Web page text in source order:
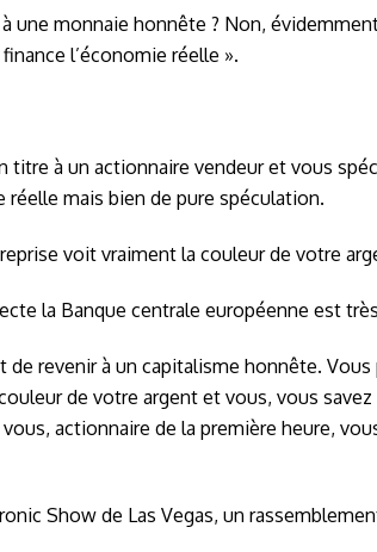
une monnaie honnête ? Non,
l’économie réelle ».
à un actionnaire vendeur et vous
mais bien de pure spéculation.
voit vraiment la couleur de votre
la Banque centrale européenne est
de revenir à un capitalisme honnête.
de votre argent et vous, vous
actionnaire de la première heure,
Show de Las Vegas, un